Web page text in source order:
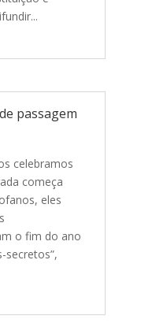
passagem
celebramos
começa
eles
o fim do ano
secretos”,